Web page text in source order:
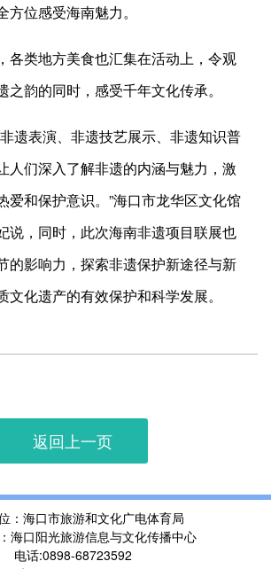
位感受海南魅力。
类地方美食也汇集在活动上，令观
之韵的同时，感受千年文化传承。
表演、非遗技艺展示、非遗知识普
人们深入了解非遗的内涵与魅力，激
爱和保护意识。”海口市龙华区文化馆
说，同时，此次海南非遗项目联展也
的影响力，探索非遗保护新途径与新
文化遗产的有效保护和科学发展。
返回上一页
：海口市旅游和文化广电体育局
海口阳光旅游信息与文化传播中心
电话:0898-68723592